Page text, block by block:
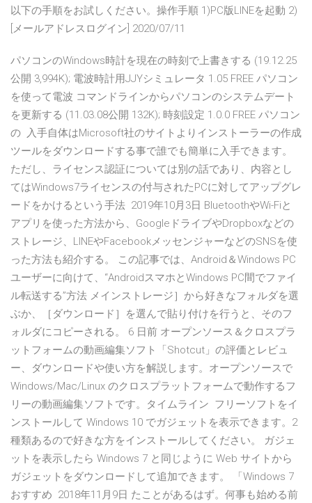
以下の手順をお試しください。操作手順 1)PC版LINEを起動 2)
[メールアドレスログイン] 2020/07/11
パソコンのWindows時計を現在の時刻で上書きする (19.12.25
公開 3,994K); 電波時計用JJYシミュレータ 1.05 FREE パソコン
を使って電波 コマンドラインからパソコンのシステムデート
を更新する (11.03.08公開 132K); 時刻設定 1.0.0 FREE パソコン
の 入手自体はMicrosoft社のサイトよりインストーラーの作成
ツールをダウンロードする事で誰でも簡単に入手できます。
ただし、ライセンス認証については別の話であり、内容とし
てはWindows7ライセンスの付与されたPCに対してアップグレ
ードをかけるという手法 2019年10月3日 BluetoothやWi-Fiと
アプリを使った方法から、GoogleドライブやDropboxなどの
ストレージ、LINEやFacebookメッセンジャーなどのSNSを使
った方法も紹介する。 この記事では、Android＆Windows PC
ユーザーに向けて、“AndroidスマホとWindows PC間でファイ
ル転送する”方法 メインストレージ］から好きなフォルダを選
ぶか、［ダウンロード］を選んで貼り付けを行うと、そのフ
ォルダにコピーされる。 6 日前 オープンソース＆クロスプラ
ットフォームの動画編集ソフト「Shotcut」の評価とレビュ
ー、ダウンロードや使い方を解説します。オープンソースで
Windows/Mac/Linux のクロスプラットフォームで動作するフ
リーの動画編集ソフトです。タイムライン フリーソフトをイ
ンストールして Windows 10 でガジェットを表示できます。2
種類あるので好きな方をインストールしてください。 ガジェ
ットを表示したら Windows 7 と同じように Web サイトから
ガジェットをダウンロードして追加できます。 「Windows 7
おすすめ 2018年11月9日 たことがあるはず。何事も始める前